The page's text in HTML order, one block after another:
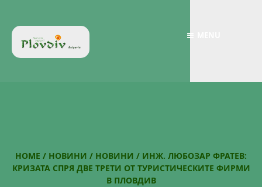
HOME / НОВИНИ / НОВИНИ / ИНЖ. ЛЮБОЗАР ФРАТЕВ:
КРИЗАТА СПРЯ ДВЕ ТРЕТИ ОТ ТУРИСТИЧЕСКИТЕ ФИРМИ
В ПЛОВДИВ